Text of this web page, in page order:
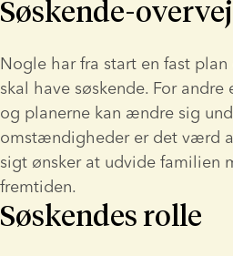
Søskende-
Nogle har fra start en fast
skal have søskende. For
og planerne kan ændre sig
omstændigheder er det værd
sigt ønsker at udvide familien
fremtiden.
Søskendes rolle